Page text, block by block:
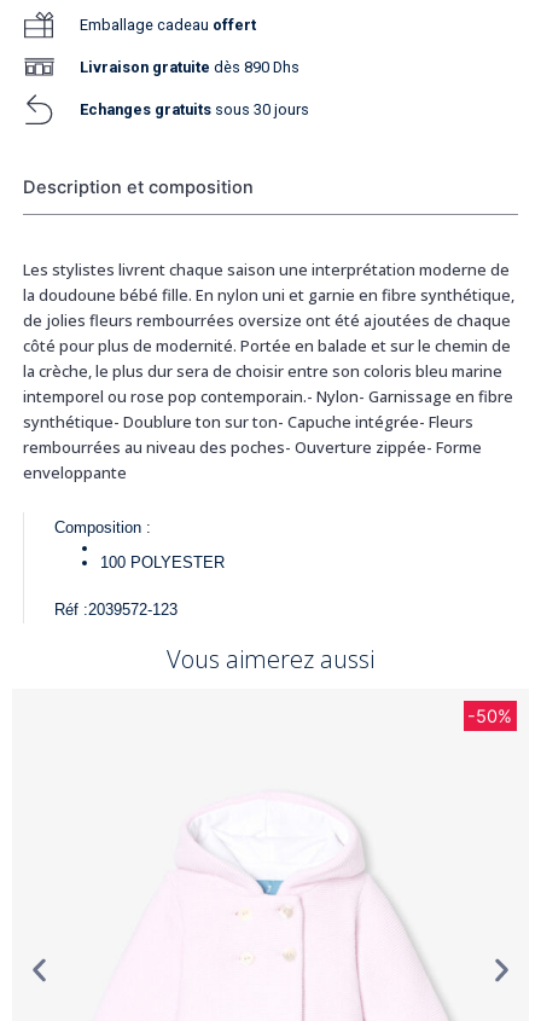
Emballage cadeau offert
Livraison gratuite dès 890 Dhs
Echanges gratuits sous 30 jours
Description et composition
Les stylistes livrent chaque saison une interprétation moderne de
la doudoune bébé fille. En nylon uni et garnie en fibre synthétique,
de jolies fleurs rembourrées oversize ont été ajoutées de chaque
côté pour plus de modernité. Portée en balade et sur le chemin de
la crèche, le plus dur sera de choisir entre son coloris bleu marine
intemporel ou rose pop contemporain.- Nylon- Garnissage en fibre
synthétique- Doublure ton sur ton- Capuche intégrée- Fleurs
rembourrées au niveau des poches- Ouverture zippée- Forme
enveloppante
Composition :
100 POLYESTER
Réf :2039572-123
Vous aimerez aussi
-50%